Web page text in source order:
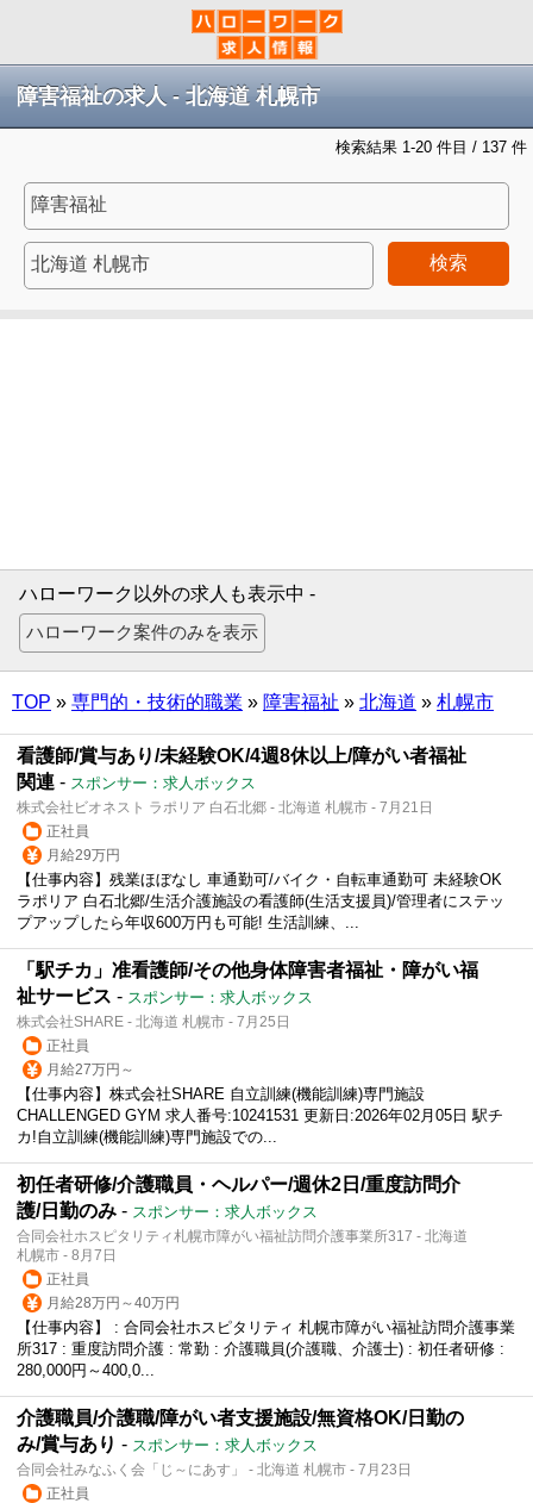
障害福祉の求人 - 北海道 札幌市
検索結果 1-20 件目 / 137 件
検索
ハローワーク以外の求人も表示中 -
TOP » 専門的・技術的職業 » 障害福祉 » 北海道 » 札幌市
看護師/賞与あり/未経験OK/4週8休以上/障がい者福祉
関連 - スポンサー：求人ボックス
株式会社ビオネスト ラポリア 白石北郷 - 北海道 札幌市 - 7月21日
正社員
月給29万円
【仕事内容】残業ほぼなし 車通勤可/バイク・自転車通勤可 未経験OK
ラポリア 白石北郷/生活介護施設の看護師(生活支援員)/管理者にステッ
プアップしたら年収600万円も可能! 生活訓練、...
「駅チカ」准看護師/その他身体障害者福祉・障がい福
祉サービス - スポンサー：求人ボックス
株式会社SHARE - 北海道 札幌市 - 7月25日
正社員
月給27万円～
【仕事内容】株式会社SHARE 自立訓練(機能訓練)専門施設
CHALLENGED GYM 求人番号:10241531 更新日:2026年02月05日 駅チ
カ!自立訓練(機能訓練)専門施設での...
初任者研修/介護職員・ヘルパー/週休2日/重度訪問介
護/日勤のみ - スポンサー：求人ボックス
合同会社ホスピタリティ札幌市障がい福祉訪問介護事業所317 - 北海道
札幌市 - 8月7日
正社員
月給28万円～40万円
【仕事内容】 : 合同会社ホスピタリティ 札幌市障がい福祉訪問介護事業
所317 : 重度訪問介護 : 常勤 : 介護職員(介護職、介護士) : 初任者研修 :
280,000円～400,0...
介護職員/介護職/障がい者支援施設/無資格OK/日勤の
み/賞与あり - スポンサー：求人ボックス
合同会社みなふく会「じ～にあす」 - 北海道 札幌市 - 7月23日
正社員